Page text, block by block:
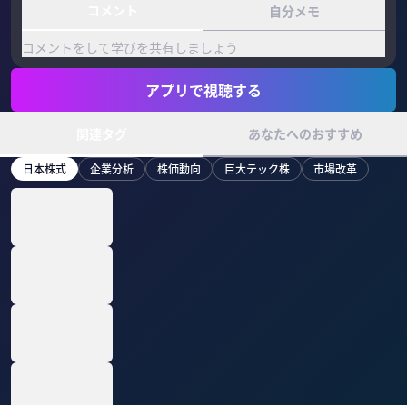
自分メモ
コメントをして学びを共有しましょう
アプリで視聴する
あなたへのおすすめ
日本株式 企業分析 株価動向 巨大テック株 市場改革